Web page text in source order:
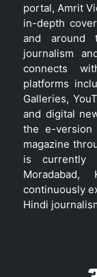
portal, Amrit
in-depth
and around
journalism
connects
platforms
Galleries,
and digital
the e-
magazine
is currently
Moradabad,
continuously
Hindi